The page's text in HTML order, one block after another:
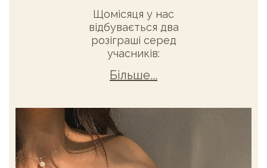
Щомісяця у нас
відбувається два
розіграші серед
учасників:
Більше...